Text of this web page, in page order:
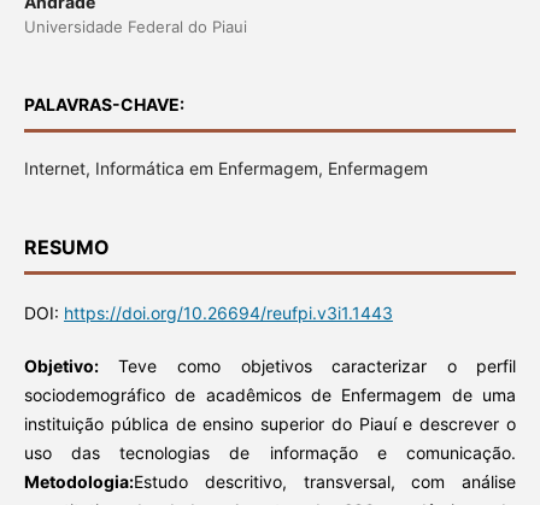
Universidade Federal do Piaui
PALAVRAS-CHAVE:
Internet, Informática em Enfermagem, Enfermagem
RESUMO
DOI: https://doi.org/10.26694/reufpi.v3i1.1443
Objetivo:Teve como objetivos caracterizar o perfil
sociodemográfico de acadêmicos de Enfermagem de uma
instituição pública de ensino superior do Piauí e descrever o
uso das tecnologias de informação e comunicação.
Metodologia:Estudo descritivo, transversal, com análise